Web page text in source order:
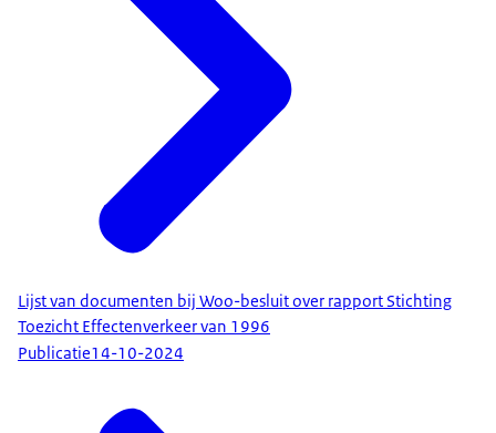
Lijst van documenten bij Woo-besluit over rapport Stichting
Toezicht Effectenverkeer van 1996
Publicatie14-10-2024